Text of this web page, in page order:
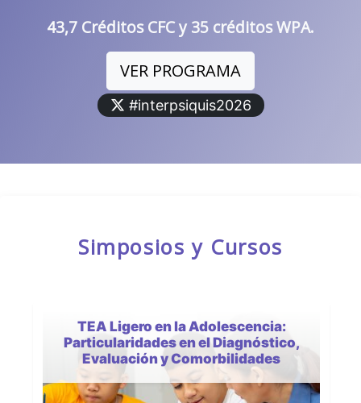
43,7 Créditos CFC y 35 créditos WPA.
VER PROGRAMA
#interpsiquis2026
Simposios y Cursos
TEA Ligero en la Adolescencia:
Particularidades en el Diagnóstico,
Evaluación y Comorbilidades